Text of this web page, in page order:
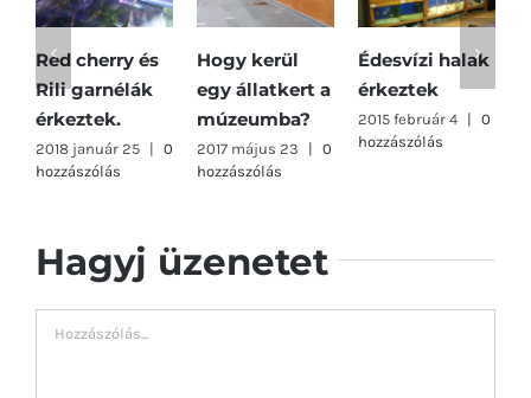
Red cherry és
Rili garnélák
érkeztek.
2018 január 25 |
0
hozzászólás
Hogy kerül
egy állatkert a
múzeumba?
2017 május 23 |
0
hozzászólás
Édesvízi halak
érkeztek
2015 február 4 |
0
hozzászólás
Hagyj üzenetet
Hozzászólás